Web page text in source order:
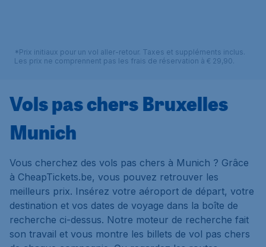
*Prix initiaux pour un vol aller-retour. Taxes et suppléments inclus.
Les prix ne comprennent pas les frais de réservation à € 29,90.
Vols pas chers Bruxelles
Munich
Vous cherchez des vols pas chers à Munich ? Grâce
à CheapTickets.be, vous pouvez retrouver les
meilleurs prix. Insérez votre aéroport de départ, votre
destination et vos dates de voyage dans la boîte de
recherche ci-dessus. Notre moteur de recherche fait
son travail et vous montre les billets de vol pas chers